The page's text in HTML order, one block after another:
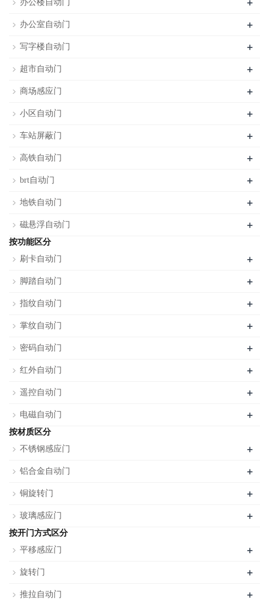
办公楼自动门
办公室自动门 +
写字楼自动门 +
超市自动门 +
商场感应门 +
小区自动门 +
车站屏蔽门 +
高铁自动门 +
brt自动门 +
地铁自动门 +
磁悬浮自动门 +
按功能区分
刷卡自动门
+
脚踏自动门 +
指纹自动门 +
掌纹自动门 +
密码自动门 +
红外自动门 +
遥控自动门 +
电磁自动门 +
按材质区分
不锈钢感应门
+
铝合金自动门 +
铜旋转门 +
玻璃感应门 +
按开门方式区分
平移感应门
+
旋转门 +
推拉自动门 +